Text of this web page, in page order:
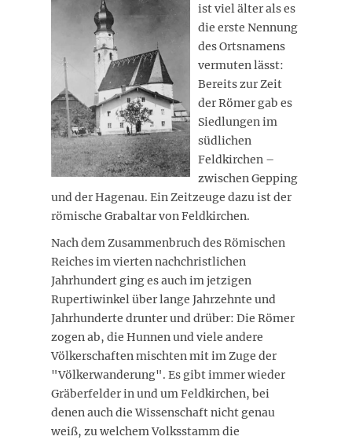
ist viel älter als es
die erste Nennung
des Ortsnamens
vermuten lässt:
Bereits zur Zeit
der Römer gab es
Siedlungen im
südlichen
Feldkirchen –
zwischen Gepping
und der Hagenau. Ein Zeitzeuge dazu ist der
römische Grabaltar von Feldkirchen.
Nach dem Zusammenbruch des Römischen
Reiches im vierten nachchristlichen
Jahrhundert ging es auch im jetzigen
Rupertiwinkel über lange Jahrzehnte und
Jahrhunderte drunter und drüber: Die Römer
zogen ab, die Hunnen und viele andere
Völkerschaften mischten mit im Zuge der
"Völkerwanderung". Es gibt immer wieder
Gräberfelder in und um Feldkirchen, bei
denen auch die Wissenschaft nicht genau
weiß, zu welchem Volksstamm die